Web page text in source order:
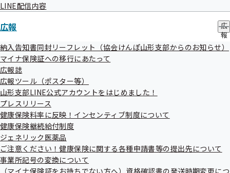
LINE配信内容
広報
広
報
の
サ
納入告知書同封リーフレット（協会けんぽ山形支部からのお知らせ）
マイナ保険証への移行にあたって
広報誌
広報ツール（ポスター等）
山形支部LINE公式アカウントをはじめました！
プレスリリース
健康保険料率に反映！インセンティブ制度について
健康保険継続給付制度
ジェネリック医薬品
ご注意ください！健康保険に関する各種申請書等の提出先について
事業所記号の変換について
（マイナ保険証をお持ちでない方へ）資格確認書の発送時期変更につ
協会けんぽで電子申請が始まりました
令和8年1月27日
長期収載品の選定療養によりジェネリック医薬品使用割
合が大きく拡大